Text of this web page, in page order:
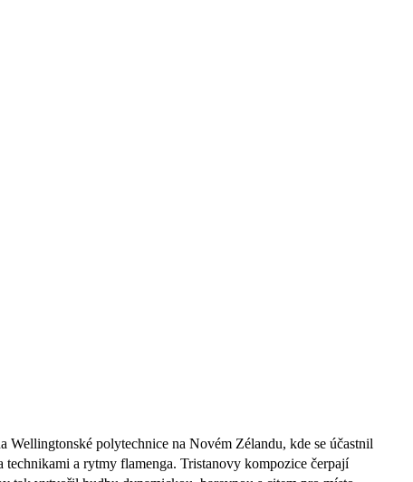
polytechnice na Novém Zélandu, kde se účastnil
a rytmy flamenga. Tristanovy kompozice čerpají